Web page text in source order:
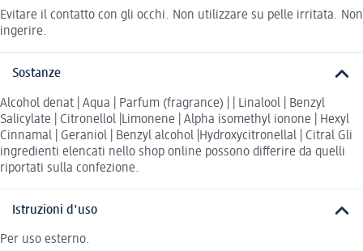
Evitare il contatto con gli occhi. Non utilizzare su pelle irritata. Non
ingerire.
Sostanze
Alcohol denat | Aqua | Parfum (fragrance) | | Linalool | Benzyl
Salicylate | Citronellol |Limonene | Alpha isomethyl ionone | Hexyl
Cinnamal | Geraniol | Benzyl alcohol |Hydroxycitronellal | Citral Gli
ingredienti elencati nello shop online possono differire da quelli
riportati sulla confezione.
Istruzioni d'uso
Per uso esterno.